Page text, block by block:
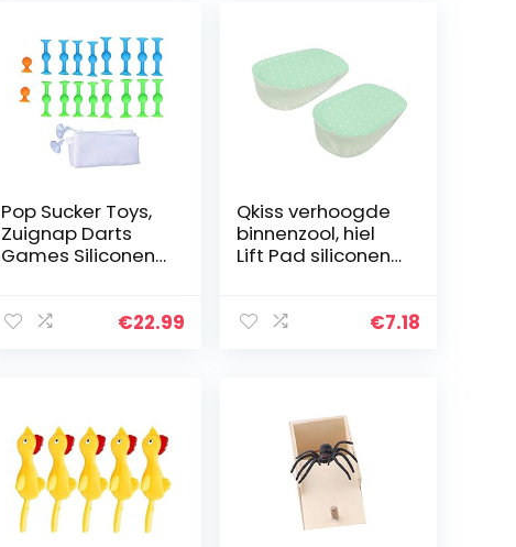
Pop Sucker Toys,
Zuignap Darts
Games Siliconen
Toy Set Fidget
€22.99
Qkiss verhoogde
binnenzool, hiel
Lift Pad siliconen
binnenzool hak€7.18